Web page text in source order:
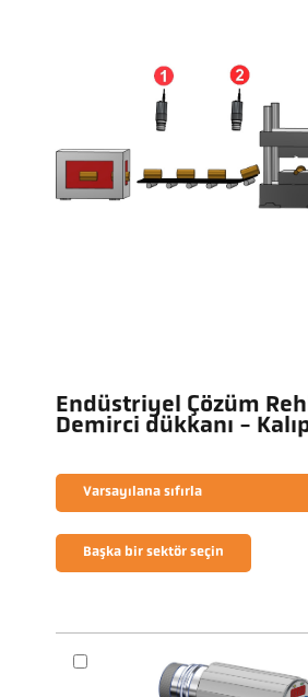
Endüstriyel Çözüm
Demirci dükkanı -
Varsayılana sıfırla
Başka bir sektör seçin